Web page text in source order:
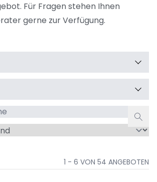
Für Fragen stehen Ihnen
gerne zur Verfügung.
1 - 6 VON 54 ANGEBOTEN